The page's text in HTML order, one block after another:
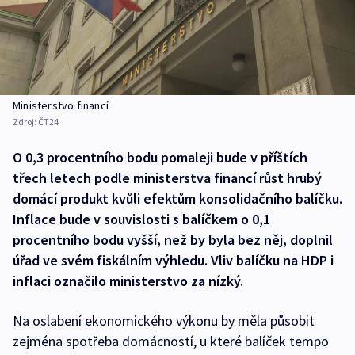
Ministerstvo financí
Zdroj: ČT24
O 0,3 procentního bodu pomaleji bude v příštích
třech letech podle ministerstva financí růst hrubý
domácí produkt kvůli efektům konsolidačního balíčku.
Inflace bude v souvislosti s balíčkem o 0,1
procentního bodu vyšší, než by byla bez něj, doplnil
úřad ve svém fiskálním výhledu. Vliv balíčku na HDP i
inflaci označilo ministerstvo za nízký.
Na oslabení ekonomického výkonu by měla působit
zejména spotřeba domácností, u které balíček tempo